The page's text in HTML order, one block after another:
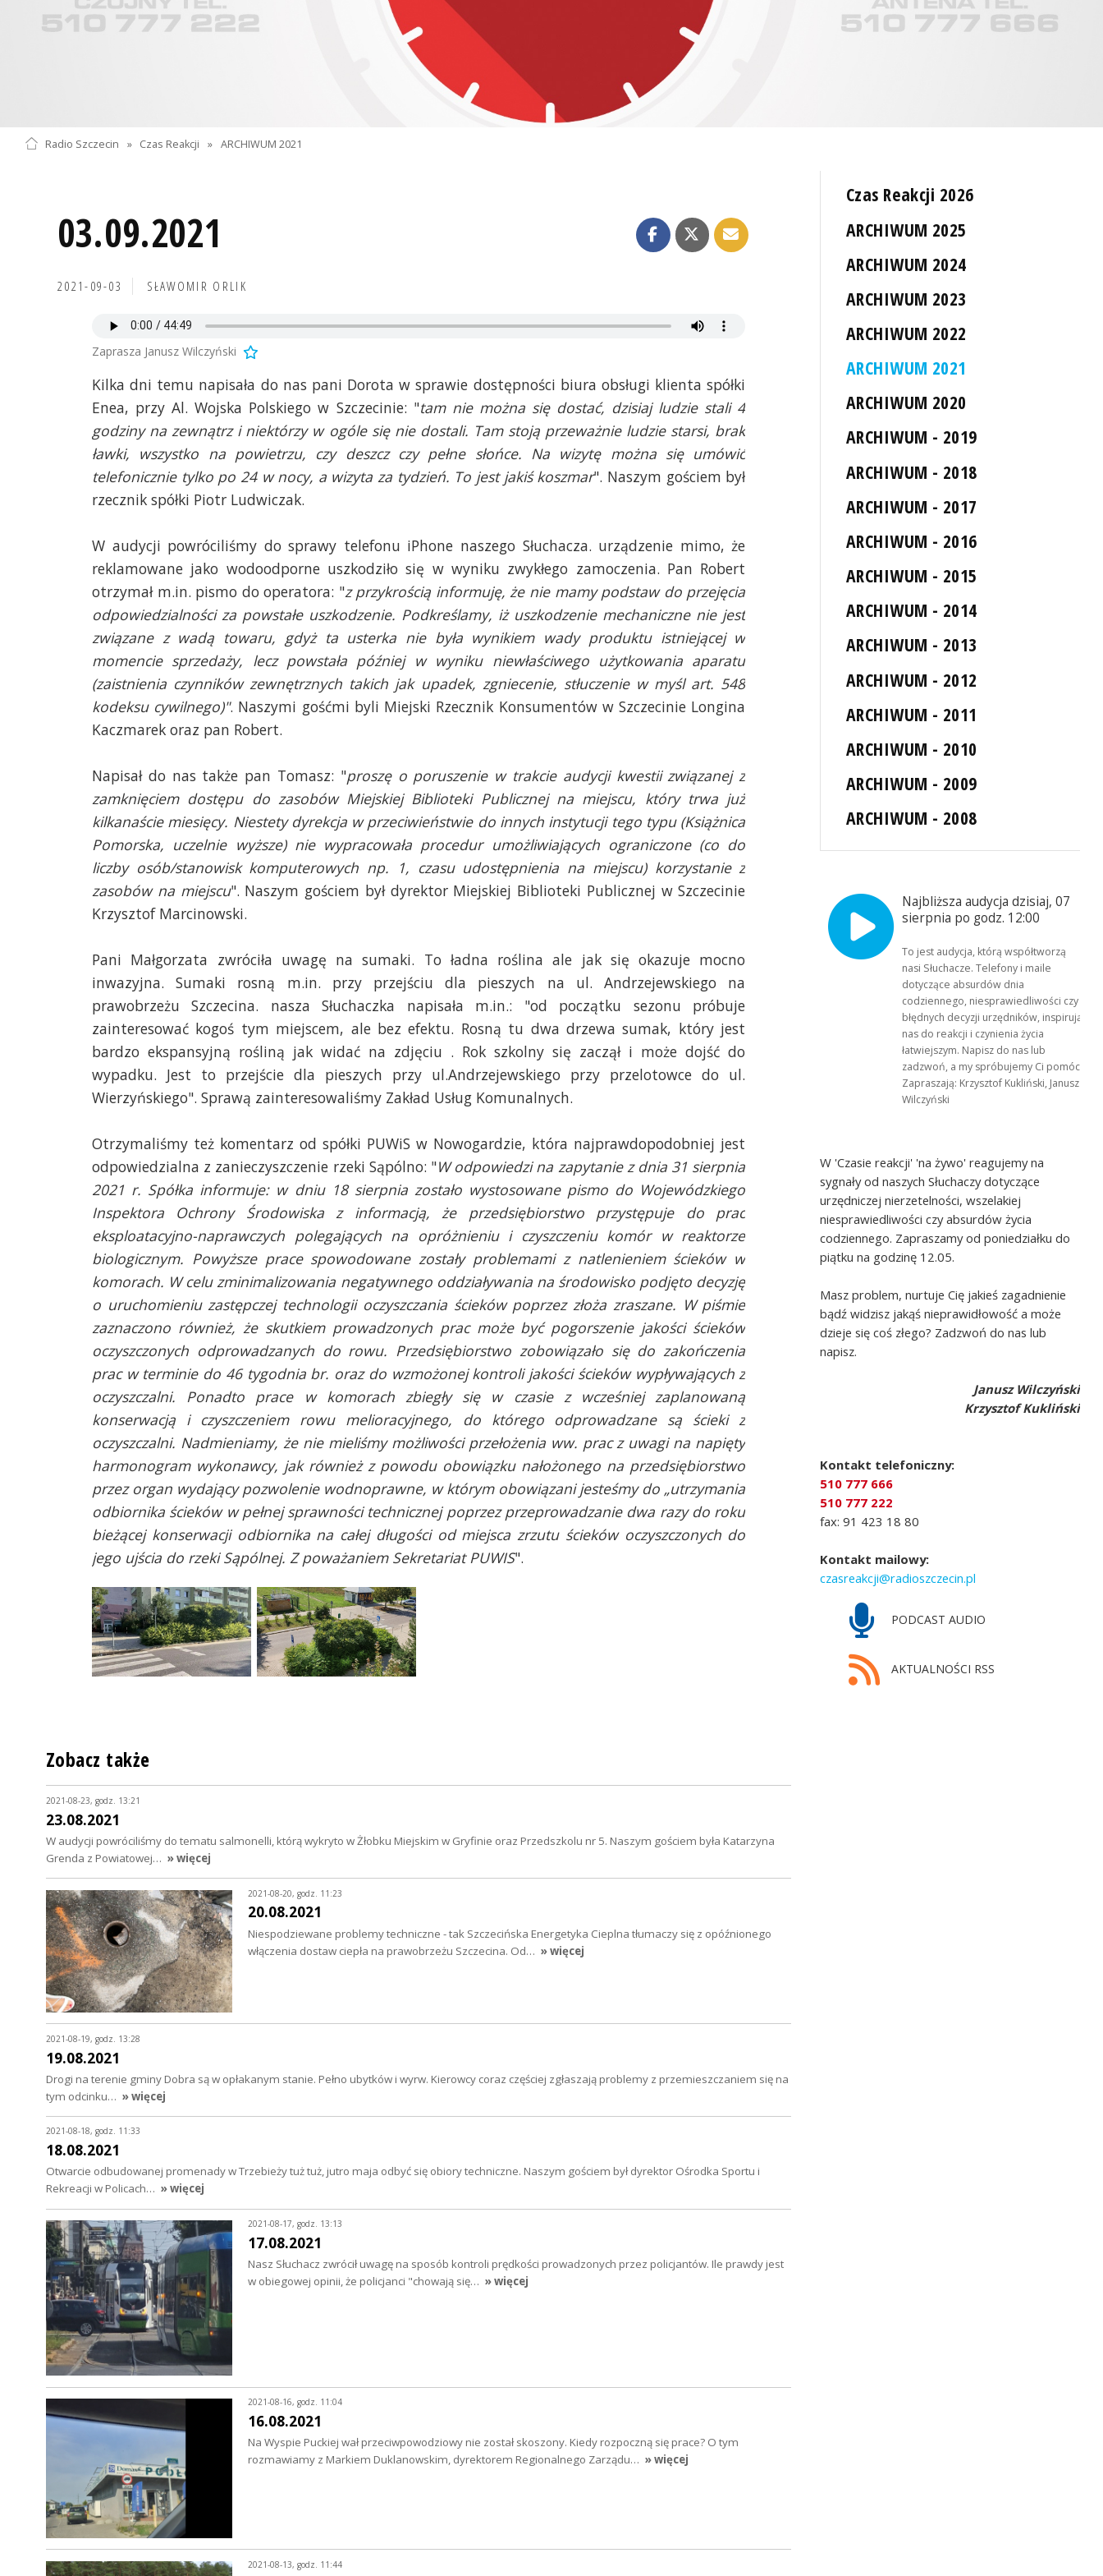
Radio Szczecin » Czas Reakcji » ARCHIWUM 2021
03.09.2021
2021-09-03 SŁAWOMIR ORLIK
Zaprasza Janusz Wilczyński
Kilka dni temu napisała do nas pani Dorota w sprawie dostępności biura obsługi klienta spółki
Enea, przy Al. Wojska Polskiego w Szczecinie: "tam nie można się dostać, dzisiaj ludzie stali 4
godziny na zewnątrz i niektórzy w ogóle się nie dostali. Tam stoją przeważnie ludzie starsi, brak
ławki, wszystko na powietrzu, czy deszcz czy pełne słońce. Na wizytę można się umówić
telefonicznie tylko po 24 w nocy, a wizyta za tydzień. To jest jakiś koszmar". Naszym gościem był
rzecznik spółki Piotr Ludwiczak.
W audycji powróciliśmy do sprawy telefonu iPhone naszego Słuchacza. urządzenie mimo, że
reklamowane jako wodoodporne uszkodziło się w wyniku zwykłego zamoczenia. Pan Robert
otrzymał m.in. pismo do operatora: "z przykrością informuję, że nie mamy podstaw do przejęcia
odpowiedzialności za powstałe uszkodzenie. Podkreślamy, iż uszkodzenie mechaniczne nie jest
związane z wadą towaru, gdyż ta usterka nie była wynikiem wady produktu istniejącej w
momencie sprzedaży, lecz powstała później w wyniku niewłaściwego użytkowania aparatu
(zaistnienia czynników zewnętrznych takich jak upadek, zgniecenie, stłuczenie w myśl art. 548
kodeksu cywilnego)". Naszymi gośćmi byli Miejski Rzecznik Konsumentów w Szczecinie Longina
Kaczmarek oraz pan Robert.
Napisał do nas także pan Tomasz: "proszę o poruszenie w trakcie audycji kwestii związanej z
zamknięciem dostępu do zasobów Miejskiej Biblioteki Publicznej na miejscu, który trwa już
kilkanaście miesięcy. Niestety dyrekcja w przeciwieństwie do innych instytucji tego typu (Książnica
Pomorska, uczelnie wyższe) nie wypracowała procedur umożliwiających ograniczone (co do
liczby osób/stanowisk komputerowych np. 1, czasu udostępnienia na miejscu) korzystanie z
zasobów na miejscu". Naszym gościem był dyrektor Miejskiej Biblioteki Publicznej w Szczecinie
Krzysztof Marcinowski.
Pani Małgorzata zwróciła uwagę na sumaki. To ładna roślina ale jak się okazuje mocno
inwazyjna. Sumaki rosną m.in. przy przejściu dla pieszych na ul. Andrzejewskiego na
prawobrzeżu Szczecina. nasza Słuchaczka napisała m.in.: "od początku sezonu próbuje
zainteresować kogoś tym miejscem, ale bez efektu. Rosną tu dwa drzewa sumak, który jest
bardzo ekspansyjną rośliną jak widać na zdjęciu . Rok szkolny się zaczął i może dojść do
wypadku. Jest to przejście dla pieszych przy ul.Andrzejewskiego przy przelotowce do ul.
Wierzyńskiego". Sprawą zainteresowaliśmy Zakład Usług Komunalnych.
Otrzymaliśmy też komentarz od spółki PUWiS w Nowogardzie, która najprawdopodobniej jest
odpowiedzialna z zanieczyszczenie rzeki Sąpólno: "W odpowiedzi na zapytanie z dnia 31 sierpnia
2021 r. Spółka informuje: w dniu 18 sierpnia zostało wystosowane pismo do Wojewódzkiego
Inspektora Ochrony Środowiska z informacją, że przedsiębiorstwo przystępuje do prac
eksploatacyjno-naprawczych polegających na opróżnieniu i czyszczeniu komór w reaktorze
biologicznym. Powyższe prace spowodowane zostały problemami z natlenieniem ścieków w
komorach. W celu zminimalizowania negatywnego oddziaływania na środowisko podjęto decyzję
o uruchomieniu zastępczej technologii oczyszczania ścieków poprzez złoża zraszane. W piśmie
zaznaczono również, że skutkiem prowadzonych prac może być pogorszenie jakości ścieków
oczyszczonych odprowadzanych do rowu. Przedsiębiorstwo zobowiązało się do zakończenia
prac w terminie do 46 tygodnia br. oraz do wzmożonej kontroli jakości ścieków wypływających z
oczyszczalni. Ponadto prace w komorach zbiegły się w czasie z wcześniej zaplanowaną
konserwacją i czyszczeniem rowu melioracyjnego, do którego odprowadzane są ścieki z
oczyszczalni. Nadmieniamy, że nie mieliśmy możliwości przełożenia ww. prac z uwagi na napięty
harmonogram wykonawcy, jak również z powodu obowiązku nałożonego na przedsiębiorstwo
przez organ wydający pozwolenie wodnoprawne, w którym obowiązani jesteśmy do „utrzymania
odbiornika ścieków w pełnej sprawności technicznej poprzez przeprowadzanie dwa razy do roku
bieżącej konserwacji odbiornika na całej długości od miejsca zrzutu ścieków oczyszczonych do
jego ujścia do rzeki Sąpólnej. Z poważaniem Sekretariat PUWIS".
Czas Reakcji 2026
ARCHIWUM 2025
ARCHIWUM 2024
ARCHIWUM 2023
ARCHIWUM 2022
ARCHIWUM 2021
ARCHIWUM 2020
ARCHIWUM - 2019
ARCHIWUM - 2018
ARCHIWUM - 2017
ARCHIWUM - 2016
ARCHIWUM - 2015
ARCHIWUM - 2014
ARCHIWUM - 2013
ARCHIWUM - 2012
ARCHIWUM - 2011
ARCHIWUM - 2010
ARCHIWUM - 2009
ARCHIWUM - 2008
Najbliższa audycja dzisiaj, 07
sierpnia po godz. 12:00
To jest audycja, którą współtworzą
nasi Słuchacze. Telefony i maile
dotyczące absurdów dnia
codziennego, niesprawiedliwości czy
błędnych decyzji urzędników, inspirują
nas do reakcji i czynienia życia
łatwiejszym. Napisz do nas lub
zadzwoń, a my spróbujemy Ci pomóc.
Zapraszają: Krzysztof Kukliński, Janusz
Wilczyński
W 'Czasie reakcji' 'na żywo' reagujemy na
sygnały od naszych Słuchaczy dotyczące
urzędniczej nierzetelności, wszelakiej
niesprawiedliwości czy absurdów życia
codziennego. Zapraszamy od poniedziałku do
piątku na godzinę 12.05.
Masz problem, nurtuje Cię jakieś zagadnienie
bądź widzisz jakąś nieprawidłowość a może
dzieje się coś złego? Zadzwoń do nas lub
napisz.
Janusz Wilczyński
Krzysztof Kukliński
Kontakt telefoniczny:
510 777 666
510 777 222
fax: 91 423 18 80
Kontakt mailowy:
czasreakcji@radioszczecin.pl
PODCAST AUDIO
AKTUALNOŚCI RSS
Zobacz także
2021-08-23, godz. 13:21
23.08.2021
W audycji powróciliśmy do tematu salmonelli, którą wykryto w Żłobku Miejskim w Gryfinie oraz Przedszkolu nr 5. Naszym gościem była Katarzyna
Grenda z Powiatowej… » więcej
2021-08-20, godz. 11:23
20.08.2021
Niespodziewane problemy techniczne - tak Szczecińska Energetyka Cieplna tłumaczy się z opóźnionego
włączenia dostaw ciepła na prawobrzeżu Szczecina. Od… » więcej
2021-08-19, godz. 13:28
19.08.2021
Drogi na terenie gminy Dobra są w opłakanym stanie. Pełno ubytków i wyrw. Kierowcy coraz częściej zgłaszają problemy z przemieszczaniem się na
tym odcinku… » więcej
2021-08-18, godz. 11:33
18.08.2021
Otwarcie odbudowanej promenady w Trzebieży tuż tuż, jutro maja odbyć się obiory techniczne. Naszym gościem był dyrektor Ośrodka Sportu i
Rekreacji w Policach… » więcej
2021-08-17, godz. 13:13
17.08.2021
Nasz Słuchacz zwrócił uwagę na sposób kontroli prędkości prowadzonych przez policjantów. Ile prawdy jest
w obiegowej opinii, że policjanci "chowają się… » więcej
2021-08-16, godz. 11:04
16.08.2021
Na Wyspie Puckiej wał przeciwpowodziowy nie został skoszony. Kiedy rozpoczną się prace? O tym
rozmawiamy z Markiem Duklanowskim, dyrektorem Regionalnego Zarządu… » więcej
2021-08-13, godz. 11:44